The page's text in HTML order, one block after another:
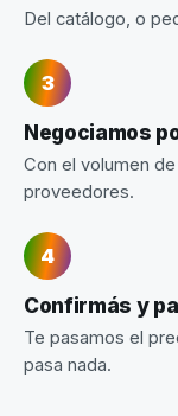
Del catálogo, o
Negociamos
Con el volumen
proveedores.
Confirmás y
Te pasamos el
pasa nada.